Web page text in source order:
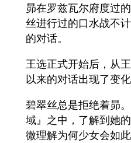
昴在罗兹瓦尔府度过
丝进行过的口水战不
的对话。
王选正式开始后，从
以来的对话出现了变化
碧翠丝总是拒绝着昴
域』之中，了解到她
微理解为何少女会如此